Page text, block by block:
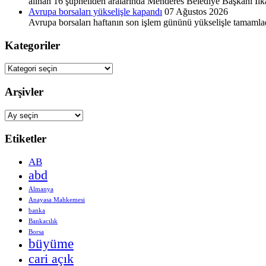
Avrupa borsaları yükselişle kapandı 07 Ağustos 2026
Avrupa borsaları haftanın son işlem gününü yükselişle
Kategoriler
Kategoriler
Arşivler
Arşivler
Etiketler
AB
abd
Almanya
Anayasa Mahkemesi
banka
Bankacılık
Borsa
büyüme
cari açık